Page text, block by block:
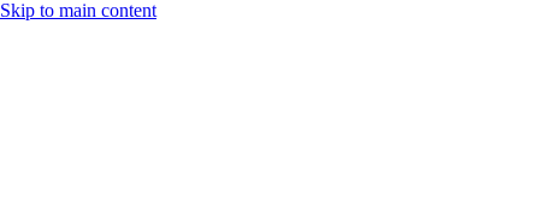
Skip to main content